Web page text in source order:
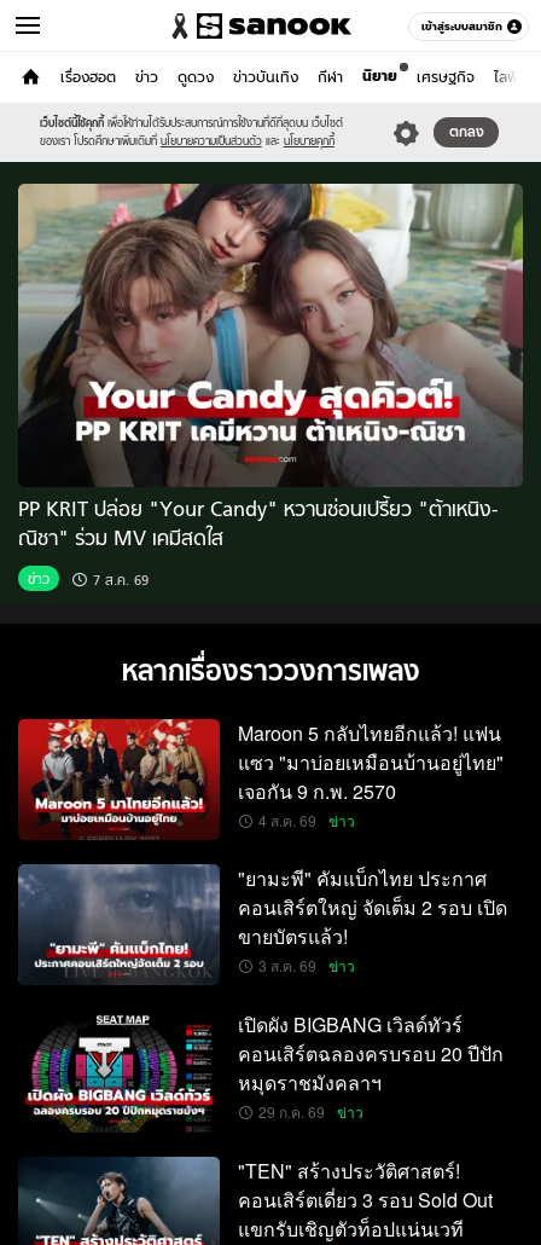
เข้าสู่ระบบสมาชิก
หน้าแรก
เรื่องฮอต ข่าว ดูดวง ข่าวบันเทิง กีฬา เศรษฐกิจ ไลฟ์สไ
นิยาย
เพลง หมวดอื่นๆ
เว็บไซต์นี้ใช้คุกกี้ เพื่อให้ท่านได้รับประสบการณ์การใช้งานที่ดีที่สุดบน เว็บไซต์
ของเรา โปรดศึกษาเพิ่มเติมที่ นโยบายความเป็นส่วนตัว และ นโยบายคุกกี้
ตกลง
PP KRIT ปล่อย "Your Candy" หวานซ่อนเปรี้ยว "ต้าเหนิง-
ณิชา" ร่วม MV เคมีสดใส
7 ส.ค. 69
ข่าว
หลากเรื่องราววงการเพลง
Maroon 5 กลับไทยอีกแล้ว! แฟน
แซว "มาบ่อยเหมือนบ้านอยู่ไทย"
เจอกัน 9 ก.พ. 2570
4 ส.ค. 69 ข่าว
"ยามะพี" คัมแบ็กไทย ประกาศ
คอนเสิร์ตใหญ่ จัดเต็ม 2 รอบ เปิด
ขายบัตรแล้ว!
3 ส.ค. 69 ข่าว
เปิดผัง BIGBANG เวิลด์ทัวร์
คอนเสิร์ตฉลองครบรอบ 20 ปีปัก
หมุดราชมังคลาฯ
29 ก.ค. 69 ข่าว
"TEN" สร้างประวัติศาสตร์!
คอนเสิร์ตเดี่ยว 3 รอบ Sold Out
แขกรับเชิญตัวท็อปแน่นเวที